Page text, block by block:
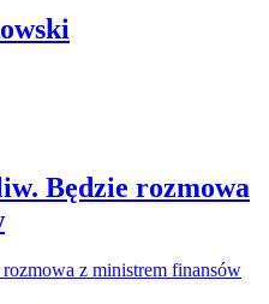
Będzie rozmowa